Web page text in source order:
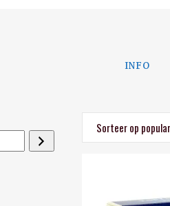
INFO
Sorteer op